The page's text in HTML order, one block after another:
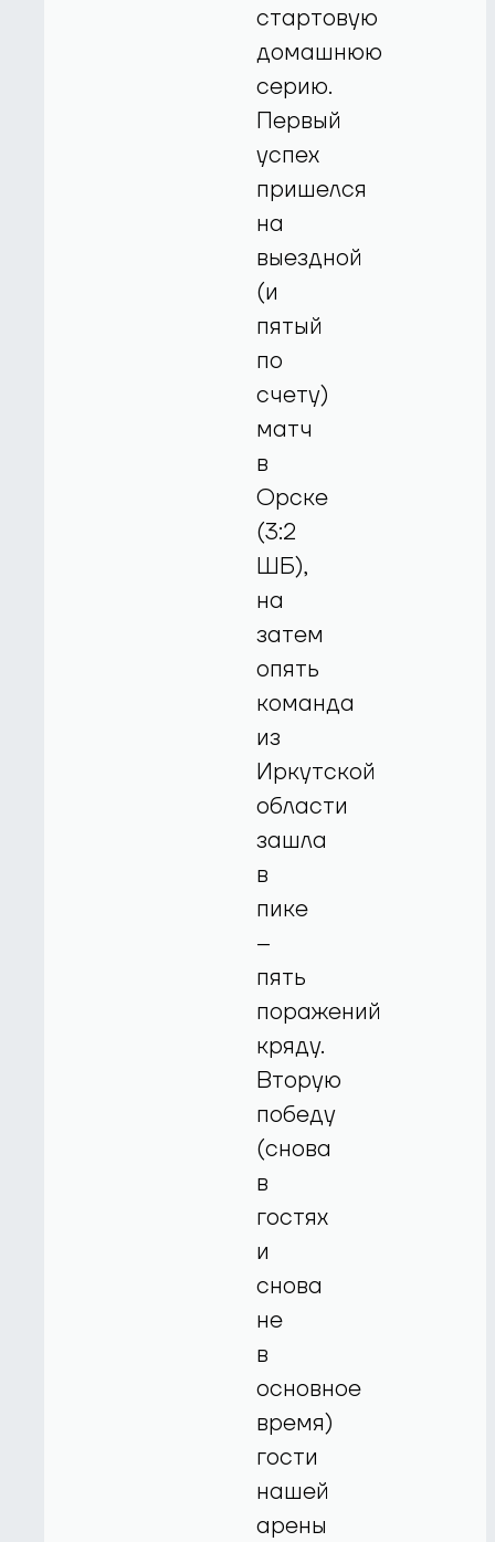
стартовую
домашнюю
серию.
Первый
успех
пришелся
на
выездной
(и
пятый
по
счету)
матч
в
Орске
(3:2
ШБ),
на
затем
опять
команда
из
Иркутской
области
зашла
в
пике
–
пять
поражений
кряду.
Вторую
победу
(снова
в
гостях
и
снова
не
в
основное
время)
гости
нашей
арены